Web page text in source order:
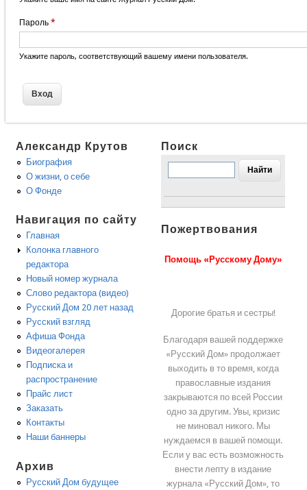
Пароль *
Укажите пароль, соответствующий вашему имени пользователя.
Александр Крутов
Биография
О жизни, о себе
О Фонде
Навигация по сайту
Главная
Колонка главного
редактора
Новый номер журнала
Слово редактора (видео)
Русский Дом 20 лет назад
Русский взгляд
Афиша Фонда
Видеогалерея
Подписка и
распространение
Прайс лист
Заказать
Контакты
Наши баннеры
Архив
Русский Дом будущее
Поиск
Пожертвования
Помощь «Русскому Дому»
Дорогие братья и сестры!
Благодаря вашей поддержке
«Русский Дом» продолжает
выходить в то время, когда
православные издания
закрываются по всей России
одно за другим. Увы, кризис
не миновал никого. Мы
нуждаемся в вашей помощи.
Если у вас есть возможность
внести лепту в издание
журнала «Русский Дом», то